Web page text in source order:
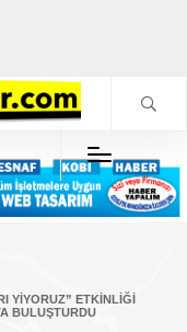
YIYORUZ” ETKINLIĞI
BULUŞTURDU